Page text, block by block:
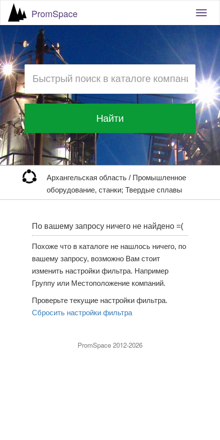
PromSpace
Найти
Архангельская область / Промышленное
оборудование, станки; Твердые сплавы
По вашему запросу ничего не найдено =(
Похоже что в каталоге не нашлось ничего, по
вашему запросу, возможно Вам стоит
изменить настройки фильтра. Например
Группу или Местоположение компаний.
Проверьте текущие настройки фильтра.
Сбросить настройки фильтра
PromSpace 2012-2026